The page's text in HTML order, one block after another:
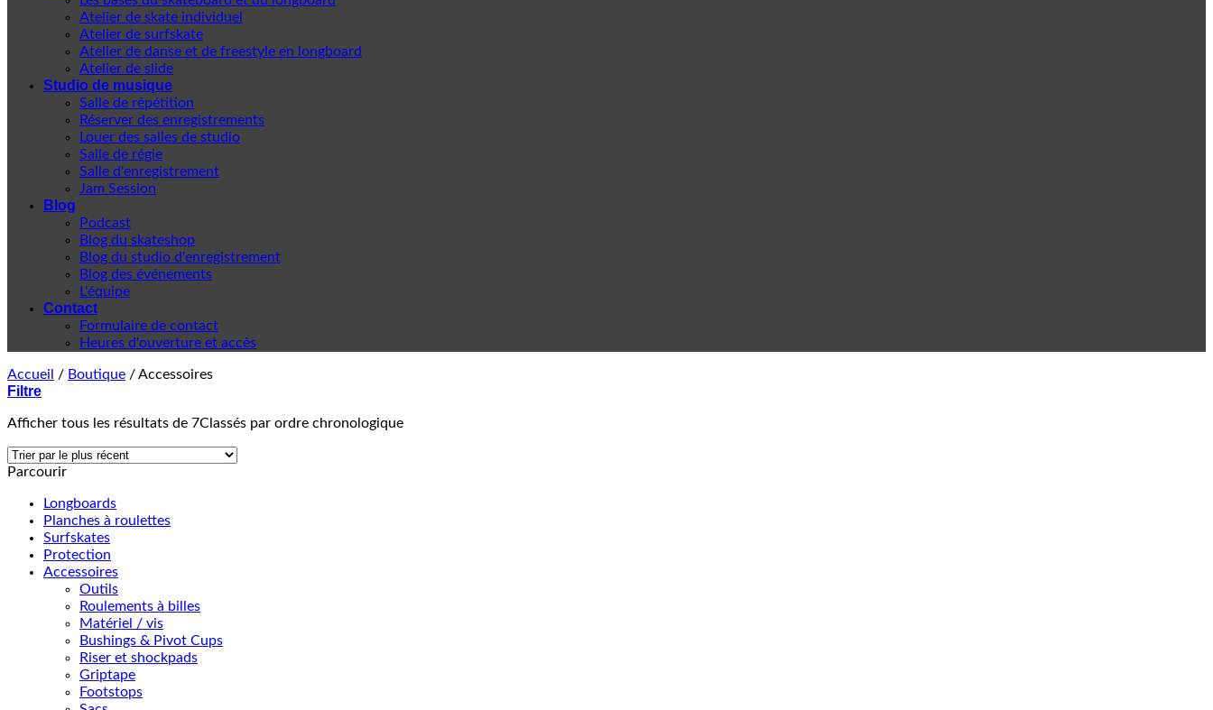
Atelier de skate individuel
Atelier de surfskate
Atelier de danse et de freestyle en longboard
Atelier de slide
Studio de musique
Salle de répétition
Réserver des enregistrements
Louer des salles de studio
Salle de régie
Salle d'enregistrement
Jam Session
Blog
Podcast
Blog du skateshop
Blog du studio d'enregistrement
Blog des événements
L'équipe
Contact
Formulaire de contact
Heures d'ouverture et accès
Accueil / Boutique /Accessoires
Filtre
Afficher tous les résultats de 7Classés par ordre chronologique
Parcourir
Longboards
Planches à roulettes
Surfskates
Protection
Accessoires
Outils
Roulements à billes
Matériel / vis
Bushings & Pivot Cups
Riser et shockpads
Griptape
Footstops